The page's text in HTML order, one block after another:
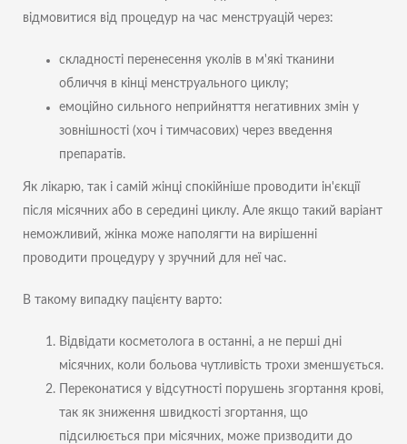
відмовитися від процедур на час менструацій через:
складності перенесення уколів в м'які тканини
обличчя в кінці менструального циклу;
емоційно сильного неприйняття негативних змін у
зовнішності (хоч і тимчасових) через введення
препаратів.
Як лікарю, так і самій жінці спокійніше проводити ін'єкції
після місячних або в середині циклу. Але якщо такий варіант
неможливий, жінка може наполягти на вирішенні
проводити процедуру у зручний для неї час.
В такому випадку пацієнту варто:
Відвідати косметолога в останні, а не перші дні
місячних, коли больова чутливість трохи зменшується.
Переконатися у відсутності порушень згортання крові,
так як зниження швидкості згортання, що
підсилюється при місячних, може призводити до